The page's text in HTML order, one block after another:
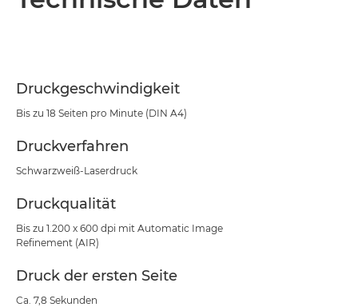
PDF-Download
Druckgeschwindigkeit
Bis zu 18 Seiten pro Minute (DIN A4)
Druckverfahren
Schwarzweiß-Laserdruck
Druckqualität
Bis zu 1.200 x 600 dpi mit Automatic Image
Refinement (AIR)
Druck der ersten Seite
Ca. 7,8 Sekunden